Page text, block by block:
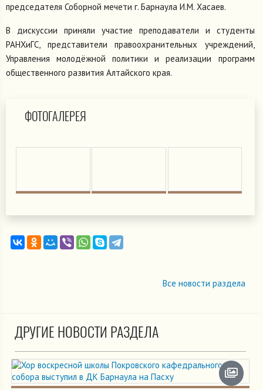
председателя Соборной мечети г. Барнаула И.М. Хасаев.
В дискуссии приняли участие преподаватели и студенты
РАНХиГС, представители правоохранительных учреждений,
Управления молодёжной политики и реализации программ
общественного развития Алтайского края.
ФОТОГАЛЕРЕЯ
Все новости раздела
ДРУГИЕ НОВОСТИ РАЗДЕЛА